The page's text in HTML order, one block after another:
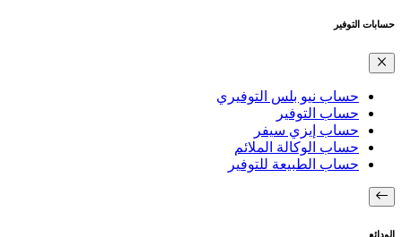
حسابات التوفير
حساب نيو بلس التوفيري
حساب التوفير
حساب إيزي سيفر
حساب الوكالة الملائم
حساب الطبيعة للتوفير
الودائع